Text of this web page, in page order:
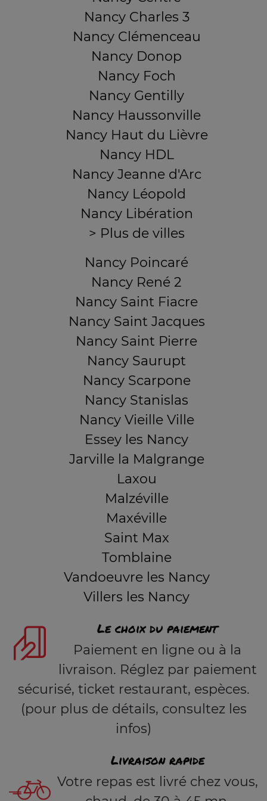
Nancy Charles 3
Nancy Clémenceau
Nancy Donop
Nancy Foch
Nancy Gentilly
Nancy Haussonville
Nancy Haut du Lièvre
Nancy HDL
Nancy Jeanne d'Arc
Nancy Léopold
Nancy Libération
> Plus de villes
Nancy Poincaré
Nancy René 2
Nancy Saint Fiacre
Nancy Saint Jacques
Nancy Saint Pierre
Nancy Saurupt
Nancy Scarpone
Nancy Stanislas
Nancy Vieille Ville
Essey les Nancy
Jarville la Malgrange
Laxou
Malzéville
Maxéville
Saint Max
Tomblaine
Vandoeuvre les Nancy
Villers les Nancy
Le choix du paiement
Paiement en ligne ou à la
livraison. Réglez par paiement
sécurisé, ticket restaurant, espèces.
(pour plus de détails, consultez les
infos)
Livraison rapide
Votre repas est livré chez vous,